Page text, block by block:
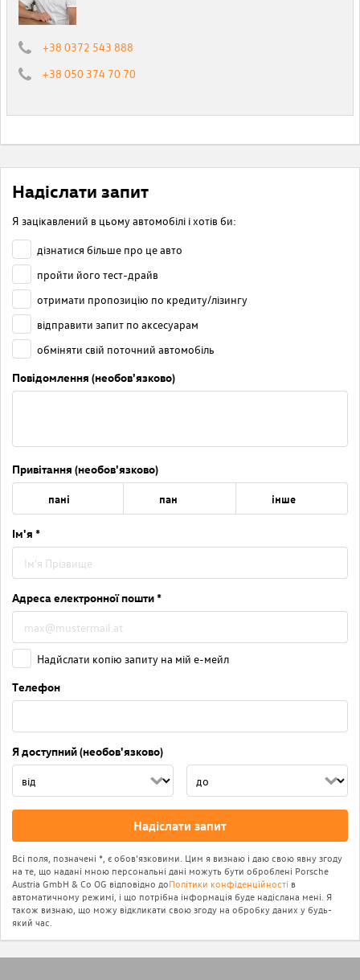
+38 0372 543 888
+38 050 374 70 70
Надіслати запит
Я зацікавлений в цьому автомобілі і хотів би:
дізнатися більше про це авто
пройти його тест-драйв
отримати пропозицію по кредиту/лізингу
відправити запит по аксесуарам
обміняти свій поточний автомобіль
Повідомлення (необов'язково)
Привітання (необов'язково)
пані пан інше
Ім'я *
Адреса електронної пошти *
Надйслати копію запиту на мій е-мейл
Телефон
Я доступний (необов'язково)
Надіслати запит
Всі поля, позначені *, є обов'язковими. Цим я визнаю і даю свою явну згоду
на те, що надані мною персональні дані можуть бути оброблені Porsche
Austria GmbH & Co OG відповідно доПолітики конфіденційності в
автоматичному режимі, і що потрібна інформація буде надіслана мені. Я
також визнаю, що можу відкликати свою згоду на обробку даних у будь-
який час.